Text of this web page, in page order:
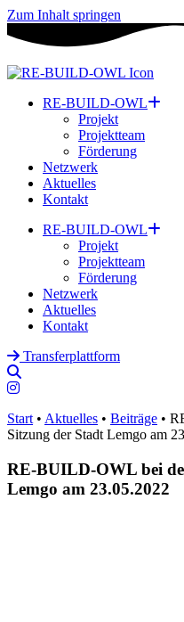
Zum Inhalt springen
RE-BUILD-OWL
Projekt
Projektteam
Förderung
Netzwerk
Aktuelles
Kontakt
RE-BUILD-OWL
Projekt
Projektteam
Förderung
Netzwerk
Aktuelles
Kontakt
Transferplattform
Start • Aktuelles • Beiträge •
Sitzung der Stadt Lemgo am
RE-BUILD-OWL bei
Lemgo am 23.05.2022